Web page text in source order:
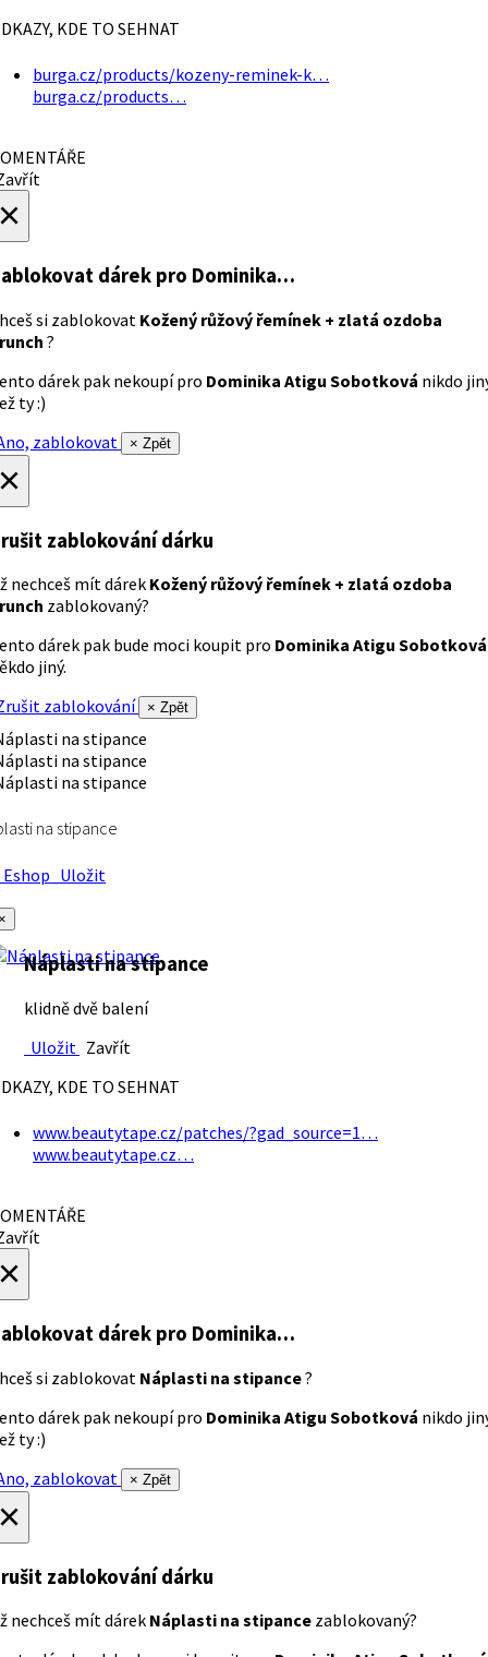
KDE TO SEHNAT
burga.cz/products/kozeny-reminek-k…
burga.cz/products…
dárek pro Dominika…
si zablokovat Kožený růžový řemínek + zlatá ozdoba
?
dárek pak nekoupí pro Dominika Atigu Sobotková nikdo
ty :)
zablokovat
× Zpět
zablokování dárku
nechceš mít dárek Kožený růžový řemínek + zlatá ozdoba
zablokovaný?
dárek pak bude moci koupit pro Dominika Atigu Sobotková
jiný.
zablokování
× Zpět
na stipance
Uložit
Náplasti na stipance
klidně dvě balení
Uložit Zavřít
KDE TO SEHNAT
www.beautytape.cz/patches/?gad_source=1…
www.beautytape.cz…
dárek pro Dominika…
si zablokovat Náplasti na stipance?
dárek pak nekoupí pro Dominika Atigu Sobotková nikdo
ty :)
zablokovat
× Zpět
zablokování dárku
nechceš mít dárek Náplasti na stipance zablokovaný?